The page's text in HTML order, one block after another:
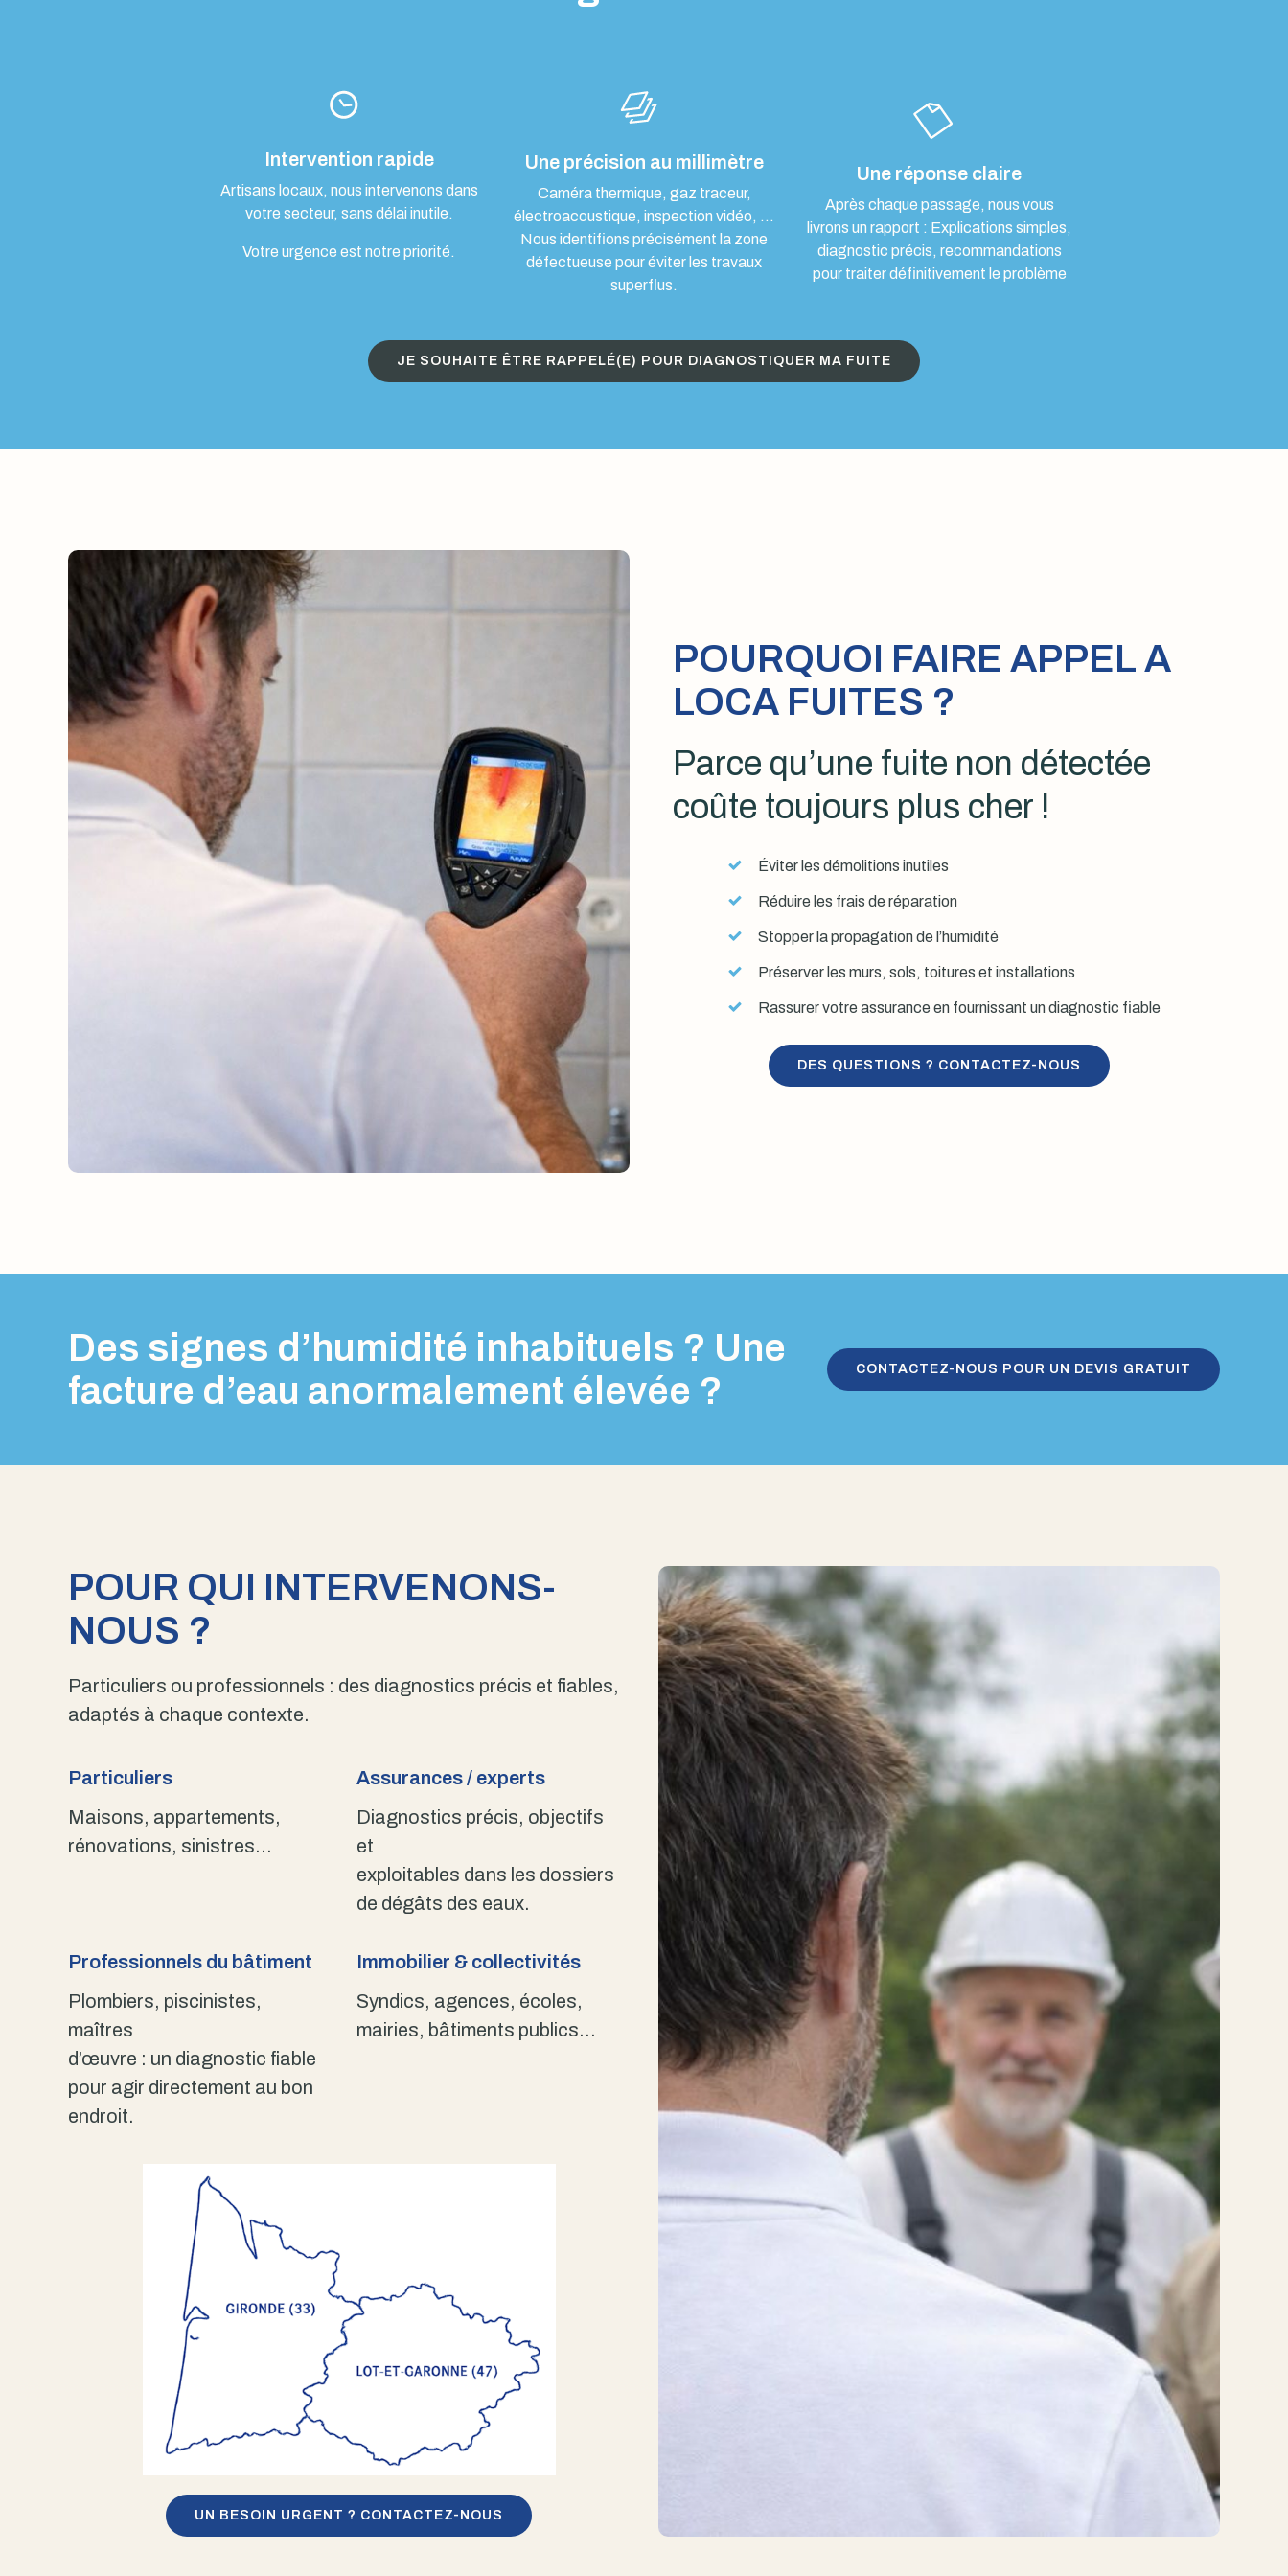
Intervention rapide
Artisans locaux, nous intervenons dans
votre secteur, sans délai inutile.
Votre urgence est notre priorité.
Une précision au millimètre
Caméra thermique, gaz traceur,
électroacoustique, inspection vidéo, …
Nous identifions précisément la zone
défectueuse pour éviter les travaux
superflus.
Une réponse claire
Après chaque passage, nous vous
livrons un rapport : Explications simples,
diagnostic précis, recommandations
pour traiter définitivement le problème
JE SOUHAITE ÊTRE RAPPELÉ(E) POUR DIAGNOSTIQUER MA FUITE
POURQUOI FAIRE APPEL A
LOCA FUITES ?
Parce qu’une fuite non détectée
coûte toujours plus cher !
Éviter les démolitions inutiles
Réduire les frais de réparation
Stopper la propagation de l’humidité
Préserver les murs, sols, toitures et installations
Rassurer votre assurance en fournissant un diagnostic fiable
DES QUESTIONS ? CONTACTEZ-NOUS
Des signes d’humidité inhabituels ? Une
facture d’eau anormalement élevée ?
CONTACTEZ-NOUS POUR UN DEVIS GRATUIT
POUR QUI INTERVENONS-
NOUS ?
Particuliers ou professionnels : des diagnostics précis et fiables,
adaptés à chaque contexte.
Particuliers
Maisons, appartements,
rénovations, sinistres…
Assurances / experts
Diagnostics précis, objectifs
et
exploitables dans les dossiers
de dégâts des eaux.
Professionnels du bâtiment
Plombiers, piscinistes,
maîtres
d’œuvre : un diagnostic fiable
pour agir directement au bon
endroit.
Immobilier & collectivités
Syndics, agences, écoles,
mairies, bâtiments publics…
UN BESOIN URGENT ? CONTACTEZ-NOUS